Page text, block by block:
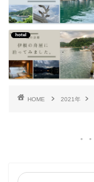
hotel
HOME 2021年